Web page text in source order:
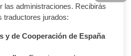
las administraciones. Recibirás
traductores jurados:
y de Cooperación de España